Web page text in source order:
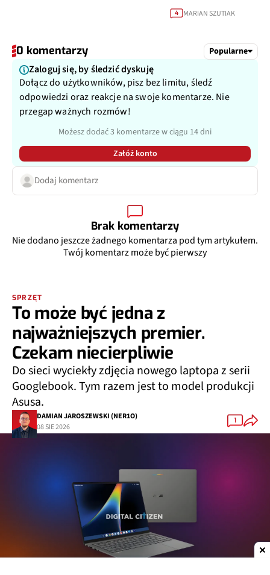
4 MARIAN SZUTIAK
0 komentarzy Popularne
Zaloguj się, by śledzić dyskuję
Dołącz do użytkowników, pisz bez limitu, śledź
odpowiedzi oraz reakcje na swoje komentarze. Nie
przegap ważnych rozmów!
Możesz dodać 3 komentarze w ciągu 14 dni
Załóż konto
Dodaj komentarz
Brak komentarzy
Nie dodano jeszcze żadnego komentarza pod tym artykułem.
Twój komentarz może być pierwszy
SPRZĘT
To może być jedna z
najważniejszych premier.
Czekam niecierpliwie
Do sieci wyciekły zdjęcia nowego laptopa z serii
Googlebook. Tym razem jest to model produkcji
Asusa.
DAMIAN JAROSZEWSKI (NER1O)
08 SIE 2026
1